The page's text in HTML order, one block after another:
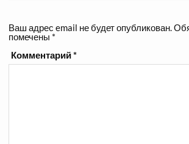
Ваш адрес email не будет опубликован.
помечены *
Комментарий*